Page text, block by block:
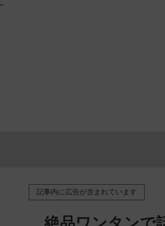
"
記事内に広告が含まれています